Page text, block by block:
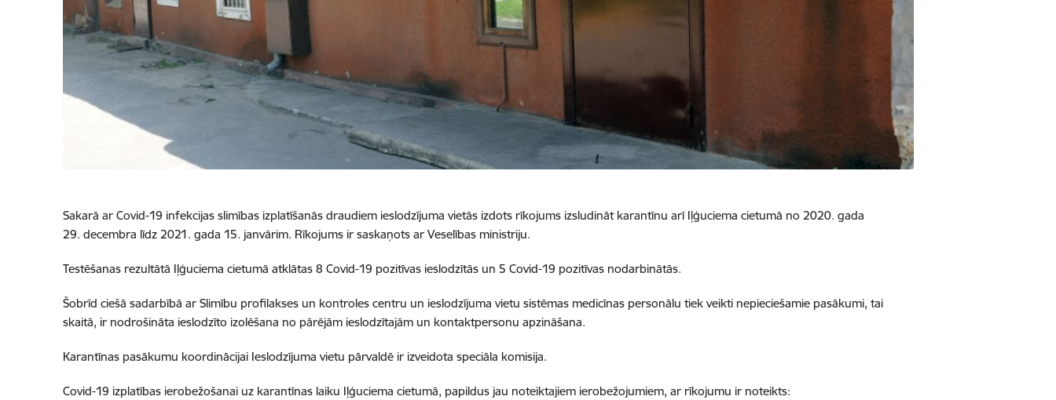
Sakarā ar Covid-19 infekcijas slimības izplatīšanās draudiem ieslodzījuma vietās izdots rīkojums izsludināt karantīnu arī Iļģuciema cietumā no 2020. gada
29. decembra līdz 2021. gada 15. janvārim. Rīkojums ir saskaņots ar Veselības ministriju.
Testēšanas rezultātā Iļģuciema cietumā atklātas 8 Covid-19 pozitīvas ieslodzītās un 5 Covid-19 pozitīvas nodarbinātās.
Šobrīd ciešā sadarbībā ar Slimību profilakses un kontroles centru un ieslodzījuma vietu sistēmas medicīnas personālu tiek veikti nepieciešamie pasākumi, tai
skaitā, ir nodrošināta ieslodzīto izolēšana no pārējām ieslodzītajām un kontaktpersonu apzināšana.
Karantīnas pasākumu koordinācijai Ieslodzījuma vietu pārvaldē ir izveidota speciāla komisija.
Covid-19 izplatības ierobežošanai uz karantīnas laiku Iļģuciema cietumā, papildus jau noteiktajiem ierobežojumiem, ar rīkojumu ir noteikts: